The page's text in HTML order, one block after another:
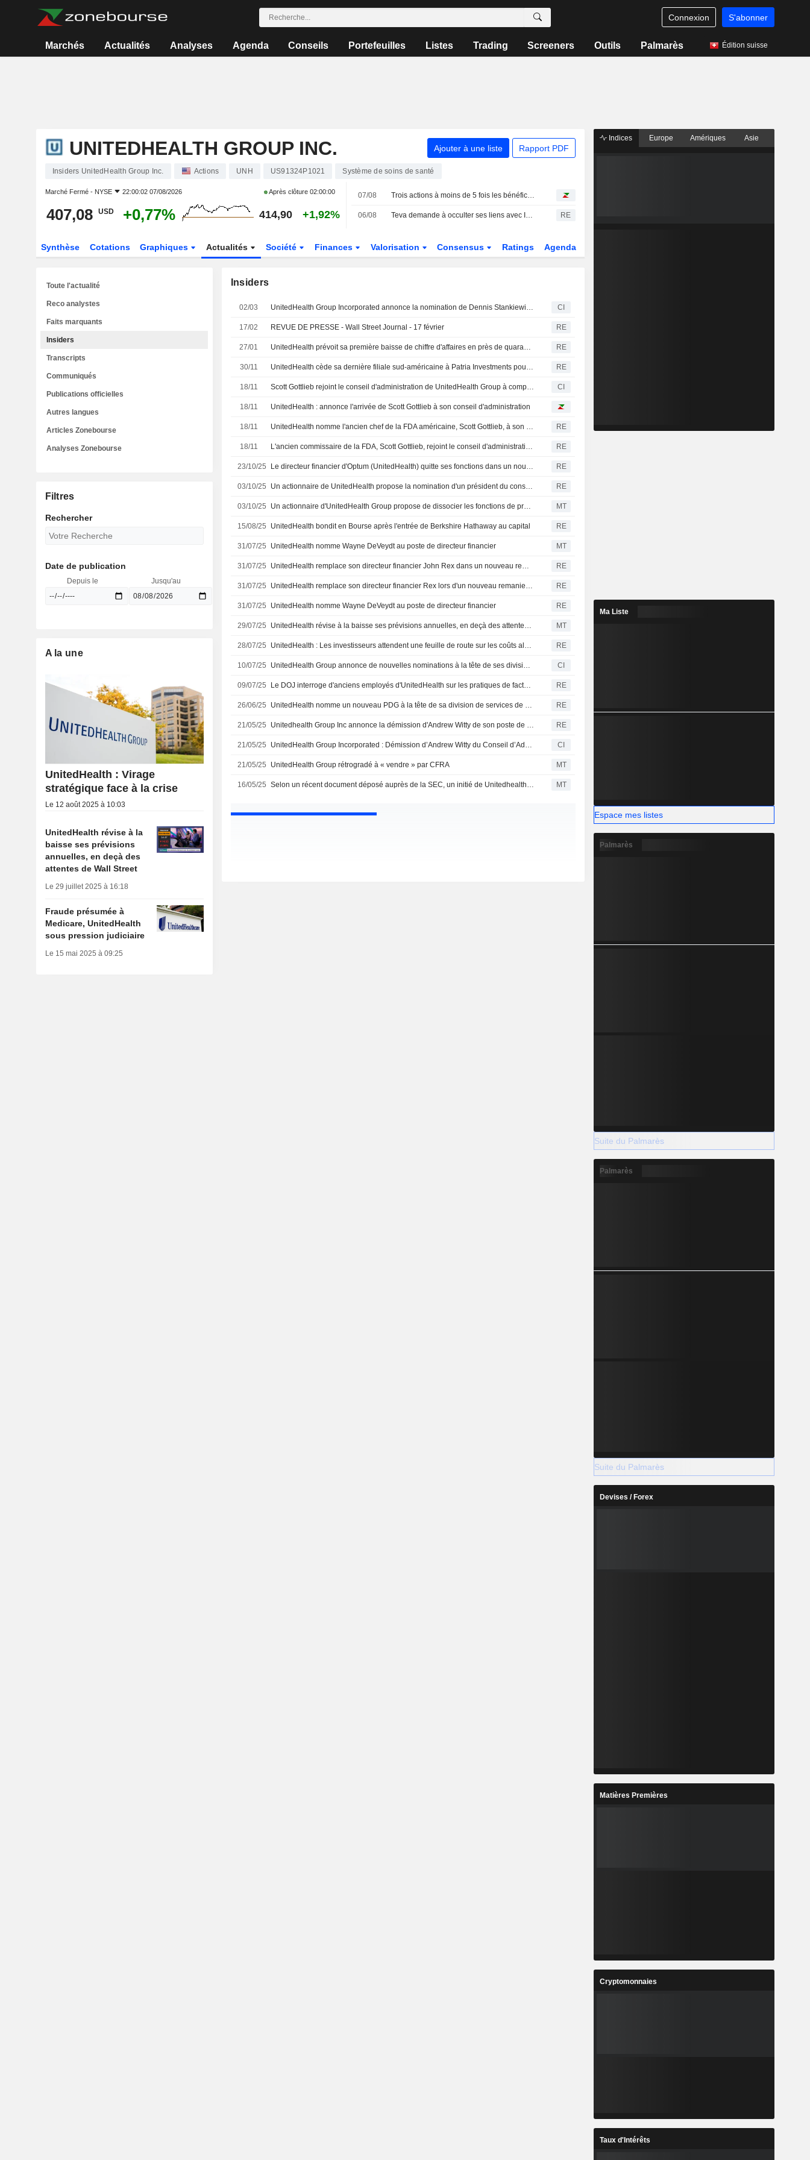
Connexion S'abonner
Marchés Actualités Analyses Agenda Conseils Portefeuilles Listes Trading Screeners Outils Palmarès Édition suisse
UNITEDHEALTH GROUP INC. Ajouter à une liste Rapport PDF
Insiders UnitedHealth Group Inc. Actions UNH US91324P1021 Système de soins de santé
Marché Fermé - NYSE 22:00:02 07/08/2026 Après clôture 02:00:00
407,08 USD +0,77% 414,90 +1,92%
07/08 Trois actions à moins de 5 fois les bénéfices, et alors ?
06/08 Teva demande à occulter ses liens avec Israël devant le jury, invoquant la guerre à Gaza RE
Synthèse Cotations Graphiques Actualités Société Finances Valorisation Consensus Ratings Agenda
Insiders
02/03 UnitedHealth Group Incorporated annonce la nomination de Dennis Stankiewicz au poste de directeur de la comptabilité, à compter du 2 mars 2026 CI
17/02 REVUE DE PRESSE - Wall Street Journal - 17 février RE
27/01 UnitedHealth prévoit sa première baisse de chiffre d'affaires en près de quarante ans : chute du titre en Bourse RE
30/11 UnitedHealth cède sa dernière filiale sud-américaine à Patria Investments pour 1 milliard de dollars RE
18/11 Scott Gottlieb rejoint le conseil d'administration de UnitedHealth Group à compter du 18 novembre 2025 CI
18/11 UnitedHealth : annonce l'arrivée de Scott Gottlieb à son conseil d'administration
18/11 UnitedHealth nomme l'ancien chef de la FDA américaine, Scott Gottlieb, à son conseil d'administration RE
18/11 L'ancien commissaire de la FDA, Scott Gottlieb, rejoint le conseil d'administration de UnitedHealth RE
23/10/25 Le directeur financier d'Optum (UnitedHealth) quitte ses fonctions dans un nouveau remaniement de la direction RE
03/10/25 Un actionnaire de UnitedHealth propose la nomination d'un président du conseil indépendant RE
03/10/25 Un actionnaire d'UnitedHealth Group propose de dissocier les fonctions de président du conseil et de directeur général MT
15/08/25 UnitedHealth bondit en Bourse après l'entrée de Berkshire Hathaway au capital RE
31/07/25 UnitedHealth nomme Wayne DeVeydt au poste de directeur financier MT
31/07/25 UnitedHealth remplace son directeur financier John Rex dans un nouveau remaniement de la direction RE
31/07/25 UnitedHealth remplace son directeur financier Rex lors d'un nouveau remaniement de la direction RE
31/07/25 UnitedHealth nomme Wayne DeVeydt au poste de directeur financier RE
29/07/25 UnitedHealth révise à la baisse ses prévisions annuelles, en deçà des attentes de Wall Street MT
28/07/25 UnitedHealth : Les investisseurs attendent une feuille de route sur les coûts alors que Stephen Hemsley prend la parole RE
10/07/25 UnitedHealth Group annonce de nouvelles nominations à la tête de ses divisions Medicaid et Medicare CI
09/07/25 Le DOJ interroge d'anciens employés d'UnitedHealth sur les pratiques de facturation de Medicare, selon le WSJ RE
26/06/25 UnitedHealth nomme un nouveau PDG à la tête de sa division de services de santé RE
21/05/25 Unitedhealth Group Inc annonce la démission d'Andrew Witty de son poste de directeur de Unitedhealth Group - Dépôt auprès de la SEC RE
21/05/25 UnitedHealth Group Incorporated : Démission d’Andrew Witty du Conseil d’Administration, effective au 20 mai 2025 CI
21/05/25 UnitedHealth Group rétrogradé à « vendre » par CFRA MT
16/05/25 Selon un récent document déposé auprès de la SEC, un initié de Unitedhealth Group a acheté des actions pour une valeur de 491 786 dollars. MT
Toute l'actualité
Reco analystes
Faits marquants
Insiders
Transcripts
Communiqués
Publications officielles
Autres langues
Articles Zonebourse
Analyses Zonebourse
Filtres
Rechercher
Date de publication
Depuis le Jusqu'au
A la une
UnitedHealth : Virage
stratégique face à la crise
Le 12 août 2025 à 10:03
UnitedHealth révise à la
baisse ses prévisions
annuelles, en deçà des
attentes de Wall Street
Le 29 juillet 2025 à 16:18
Fraude présumée à
Medicare, UnitedHealth
sous pression judiciaire
Le 15 mai 2025 à 09:25
Indices Europe Amériques Asie
Ma Liste
Espace mes listes
Palmarès
Suite du Palmarès
Palmarès
Suite du Palmarès
Devises / Forex
Matières Premières
Cryptomonnaies
Taux d'Intérêts